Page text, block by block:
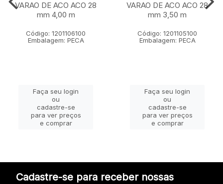
VARAO DE ACO ACO 28
mm 4,00 m
Código: 1201106100
Embalagem: PECA
Faça seu login
ou
cadastre-se
para ver preços
e comprar
VARAO DE ACO ACO 28
mm 3,50 m
Código: 1201105100
Embalagem: PECA
Faça seu login
ou
cadastre-se
para ver preços
e comprar
Cadastre-se para receber nossas